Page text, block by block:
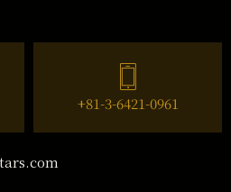
+81-3-6421-0961